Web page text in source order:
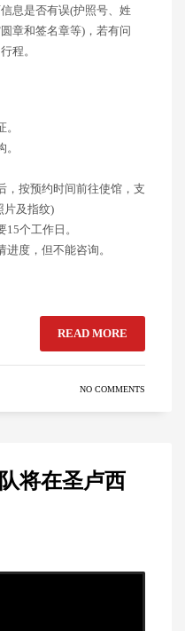
息是否有误(护照号、姓
章和签名章等)，若有问
程。
，按预约时间前往使馆，支
片及指纹)
个工作日。
度，但不能咨询。
READ MORE
NO COMMENTS
将在圣卢西